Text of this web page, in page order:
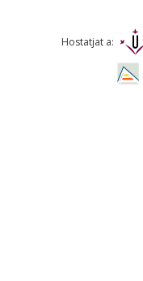
Comentari *
Hostatjat a: